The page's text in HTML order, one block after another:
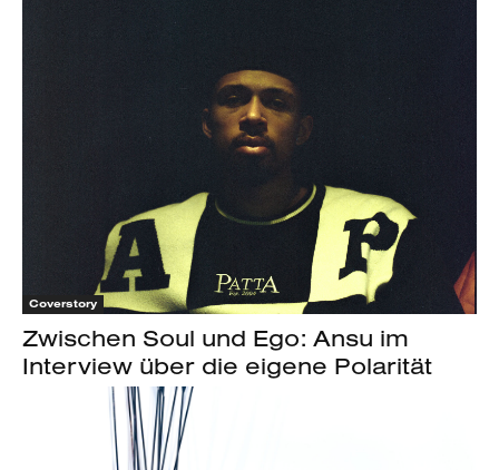
Coverstory
Zwischen Soul und Ego: Ansu im
Interview über die eigene Polarität